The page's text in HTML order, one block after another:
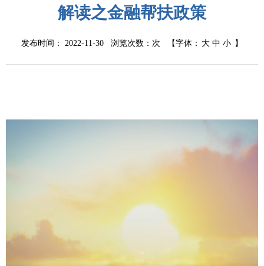
解读之金融帮扶政策
发布时间： 2022-11-30 浏览次数： 次 【字体： 大 中 小 】